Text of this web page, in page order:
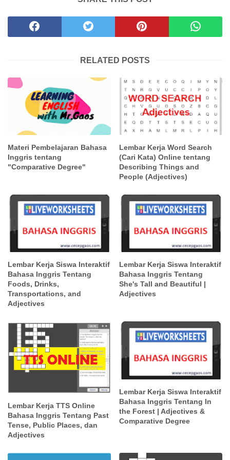
RELATED POSTS
Materi Pembelajaran Bahasa
Inggris tentang
"Comparative Degree"
Lembar Kerja Word Search
(Cari Kata) Online tentang
Describing Things and
People (Adjectives)
Lembar Kerja Siswa Interaktif
Bahasa Inggris Tentang
Foods, Drinks,
Transportations, and
Adjectives
Lembar Kerja Siswa Interaktif
Bahasa Inggris Tentang
She's Tall and Beautiful |
Adjectives
Lembar Kerja TTS Online
Bahasa Inggris Tentang Past
Tense, Public Places, dan
Adjectives
Lembar Kerja Siswa Interaktif
Bahasa Inggris Tentang In
the Forest | Adjectives &
Comparative Degree